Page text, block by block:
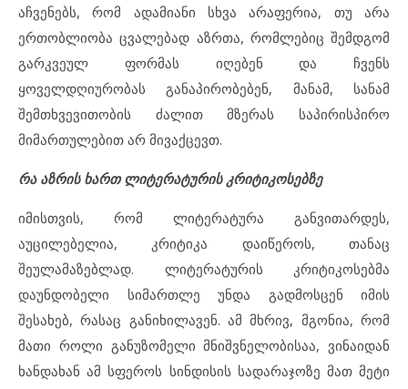
აჩვენებს, რომ ადამიანი სხვა არაფერია, თუ არა
ერთობლიობა ცვალებად აზრთა, რომლებიც შემდგომ
გარკვეულ ფორმას იღებენ და ჩვენს
ყოველდღიურობას განაპირობებენ, მანამ, სანამ
შემთხვევითობის ძალით მზერას საპირისპირო
მიმართულებით არ მივაქცევთ.
რა აზრის ხართ ლიტერატურის კრიტიკოსებზე
იმისთვის, რომ ლიტერატურა განვითარდეს,
აუცილებელია, კრიტიკა დაიწეროს, თანაც
შეულამაზებლად. ლიტერატურის კრიტიკოსებმა
დაუნდობელი სიმართლე უნდა გადმოსცენ იმის
შესახებ, რასაც განიხილავენ. ამ მხრივ, მგონია, რომ
მათი როლი განუზომელი მნიშვნელობისაა, ვინაიდან
ხანდახან ამ სფეროს სინდისის სადარაჯოზე მათ მეტი